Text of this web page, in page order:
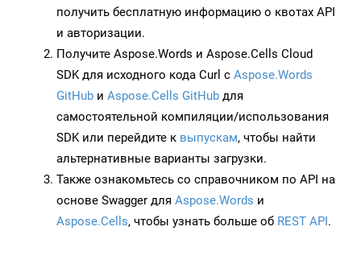
получить бесплатную информацию о квотах API
и авторизации.
Получите Aspose.Words и Aspose.Cells Cloud
SDK для исходного кода Curl с Aspose.Words
GitHub и Aspose.Cells GitHub для
самостоятельной компиляции/использования
SDK или перейдите к выпускам, чтобы найти
альтернативные варианты загрузки.
Также ознакомьтесь со справочником по API на
основе Swagger для Aspose.Words и
Aspose.Cells, чтобы узнать больше об REST API.